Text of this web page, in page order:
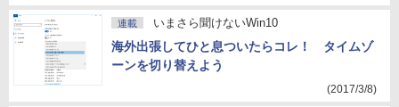
連載 いまさら聞けないWin10
海外出張してひと息ついたらコレ！ タイムゾ
ーンを切り替えよう
(2017/3/8)